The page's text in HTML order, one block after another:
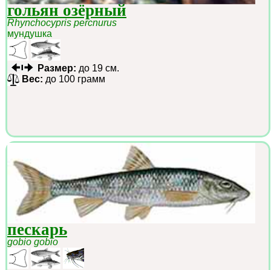
гольян озёрный
Rhynchocypris percnurus
мундушка
Размер: до 19 см.
Вес: до 100 грамм
пескарь
gobio gobio